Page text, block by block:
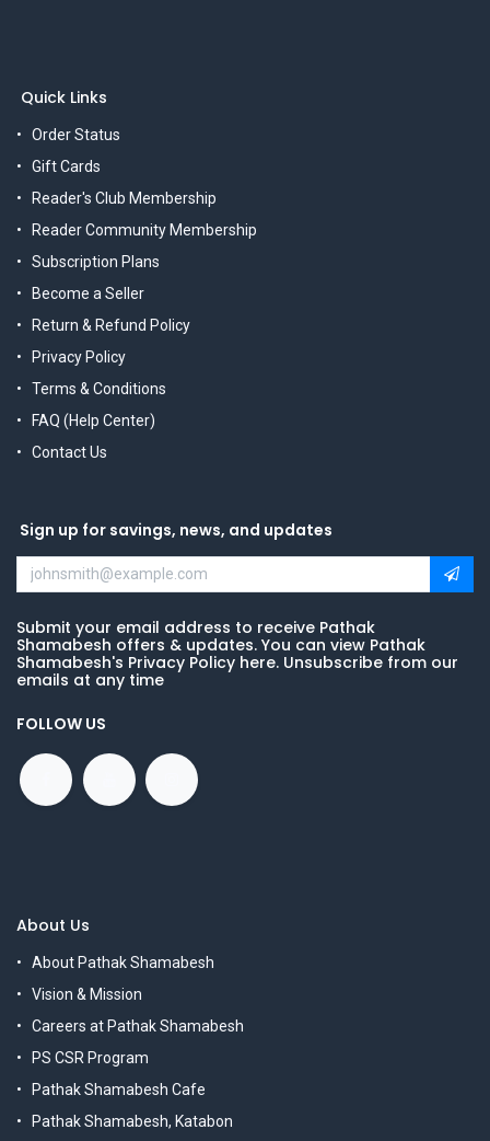
Quick Links
Order Status
Gift Cards
Reader's Club Membership
Reader Community Membership
Subscription Plans
Become a Seller
Return & Refund Policy
Privacy Policy
Terms & Conditions
FAQ (Help Center)
Contact Us
Sign up for savings, news, and updates
Submit your email address to receive Pathak
Shamabesh offers & updates. You can view Pathak
Shamabesh's Privacy Policy here. Unsubscribe from our
emails at any time
FOLLOW US
About Us
About Pathak Shamabesh
Vision & Mission
Careers at Pathak Shamabesh
PS CSR Program
Pathak Shamabesh Cafe
Pathak Shamabesh, Katabon